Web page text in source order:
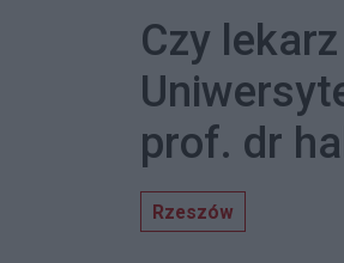
Czy
prof. dr
Rzeszów